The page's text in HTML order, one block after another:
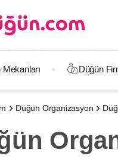
Mekanları Düğün
Düğün Organizasyon